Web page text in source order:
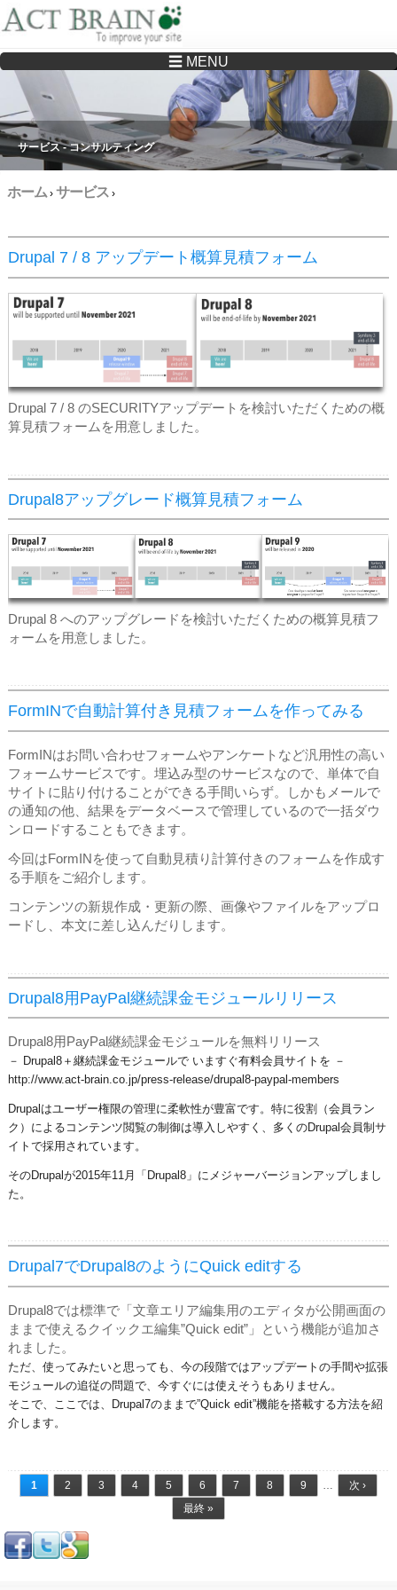
Drupalサイトの制作・保守をどこに頼んでいいか分からない方へ…まずはご相談く
ださい
☰ MENU
サービス - コンサルティング
ホーム› サービス ›
Drupal 7 / 8 アップデート概算見積フォーム
Drupal 7 / 8 のSECURITYアップデートを検討いただくための概
算見積フォームを用意しました。
Drupal8アップグレード概算見積フォーム
Drupal 8 へのアップグレードを検討いただくための概算見積フ
ォームを用意しました。
FormINで自動計算付き見積フォームを作ってみる
FormINはお問い合わせフォームやアンケートなど汎用性の高い
フォームサービスです。埋込み型のサービスなので、単体で自
サイトに貼り付けることができる手間いらず。しかもメールで
の通知の他、結果をデータベースで管理しているので一括ダウ
ンロードすることもできます。
今回はFormINを使って自動見積り計算付きのフォームを作成す
る手順をご紹介します。
コンテンツの新規作成・更新の際、画像やファイルをアップロ
ードし、本文に差し込んだりします。
Drupal8用PayPal継続課金モジュールリリース
Drupal8用PayPal継続課金モジュールを無料リリース
－ Drupal8＋継続課金モジュールで いますぐ有料会員サイトを －
​http://www.act-brain.co.jp/press-release/drupal8-paypal-members
Drupalはユーザー権限の管理に柔軟性が豊富です。特に役割（会員ラン
ク）によるコンテンツ閲覧の制御は導入しやすく、多くのDrupal会員制サ
イトで採用されています。
そのDrupalが2015年11月「Drupal8」にメジャーバージョンアップしまし
た。
Drupal7でDrupal8のようにQuick editする
Drupal8では標準で「文章エリア編集用のエディタが公開画面の
ままで使えるクイックエ編集”Quick edit”」という機能が追加さ
れました。
ただ、使ってみたいと思っても、今の段階ではアップデートの手間や拡張
モジュールの追従の問題で、今すぐには使えそうもありません。
そこで、ここでは、Drupal7のままで”Quick edit”機能を搭載する方法を紹
介します。
ページ1 2 3 4 5 6 7 8 9 …
次 ›
最終 »